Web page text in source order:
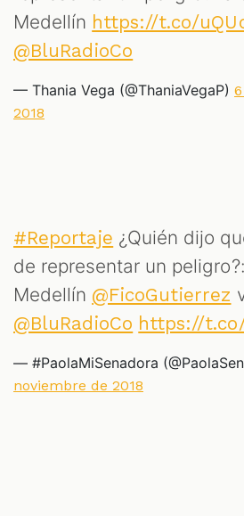
Medellín https://t.co/
@BluRadioCo
— Thania Vega (@ThaniaVegaP)
2018
#Reportaje ¿Quién dijo
de representar un
Medellín @FicoGutierrez
@BluRadioCo https://t.co/
— #PaolaMiSenadora
noviembre de 2018